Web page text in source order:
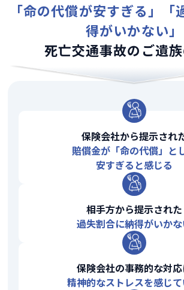
「命の代償が安すぎる」「
得がいかない」
死亡交通事故のご遺
保険会社から提示され
賠償金が「命の代償」と
安すぎると感じる
相手方から提示された
過失割合に納得がいか
保険会社の事務的な対
精神的なストレスを感じて